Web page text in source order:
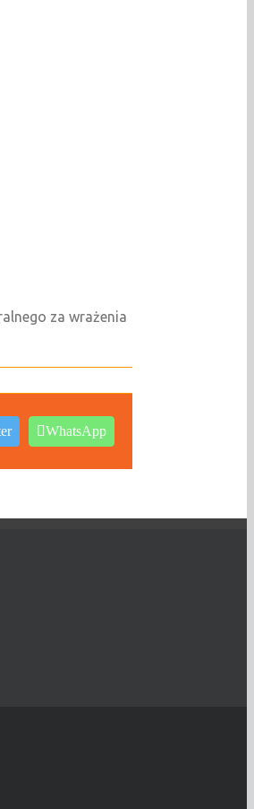
za wrażenia
WhatsApp